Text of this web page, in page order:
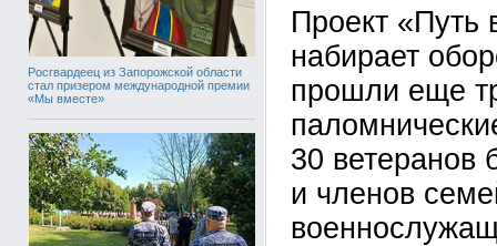
Росгвардеец из Запорожской области
стал призером международной премии
«Мы вместе»
Проект «Путь
набирает
прошли еще
30 ветеранов
и членов